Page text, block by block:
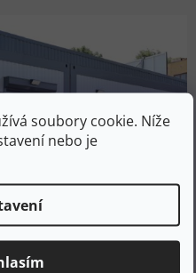
soubory cookie. Níže
nebo je